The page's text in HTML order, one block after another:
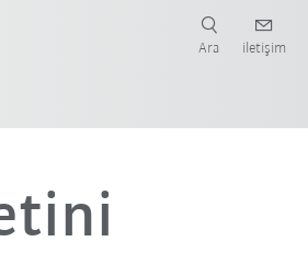
Ara iletişim